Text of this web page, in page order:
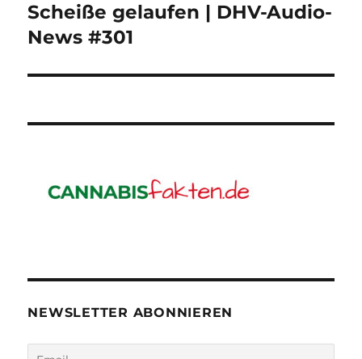
Nächster
Beitrag:
Scheiße gelaufen | DHV-Audio-
News #301
NEWSLETTER ABONNIEREN